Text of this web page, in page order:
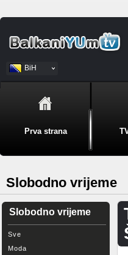
BiH
Srpski
Prva strana
Slobodno vrijeme
Slobodno vrijeme
Sve
Moda